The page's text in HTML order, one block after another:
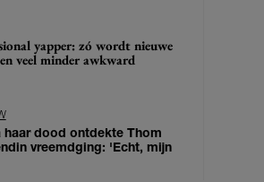
yapper: zó wordt nieuwe
veel minder awkward
haar dood ontdekte Thom
vreemdging: 'Echt, mijn